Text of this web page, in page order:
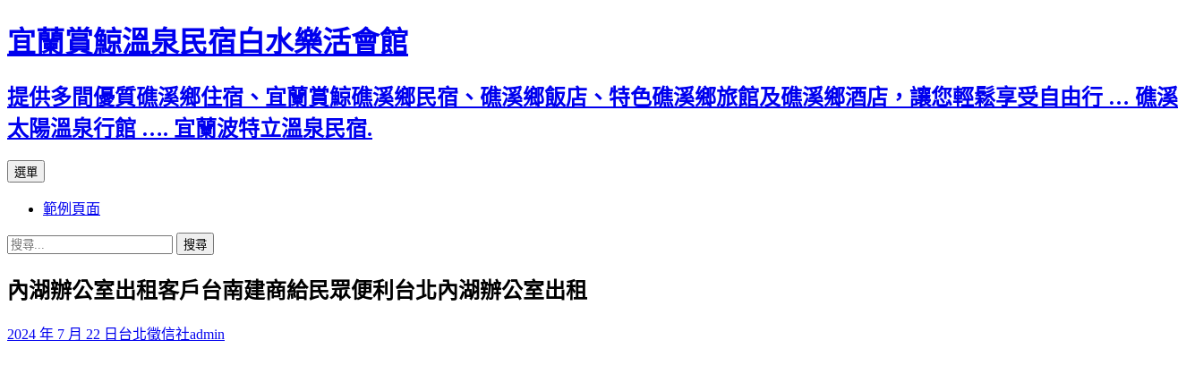
宜蘭賞鯨溫泉民宿白水樂活會館
提供多間優質礁溪鄉住宿、宜蘭賞鯨礁溪鄉民宿、礁溪鄉飯店、特色礁溪鄉旅館及礁溪鄉酒店，讓您輕鬆享受自由行 … 礁溪
太陽溫泉行館 …. 宜蘭波特立溫泉民宿.
選單
主
要
內
容
範例頁面
搜
關
字:
內湖辦公室出租客戶台南建商給民眾便利台北內湖辦公室出租
2024 年 7 月 22 日 台北徵信社admin